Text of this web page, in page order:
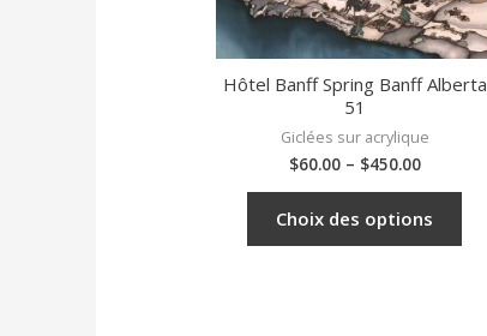
Hôtel Banff Spring Banff Alberta
51
Giclées sur acrylique
$60.00– $450.00
Choix des options